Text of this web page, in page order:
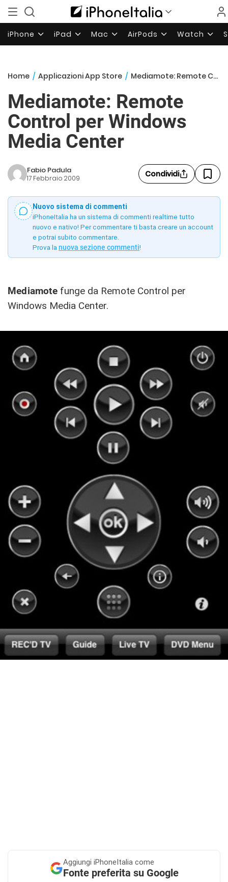
iPhone iPad Mac AirPods Watch
Home / Applicazioni App Store / Mediamote: Remote Control per Windows Media Center
Mediamote: Remote
Control per Windows
Media Center
Fabio Padula
17 Febbraio 2009 Condividi
Nuovo sistema di commenti
iPhoneItalia ha un sistema di commenti realtime tutto
nuovo e nativo! Per commentare ti basta creare un account
e potrai subito commentare.
Prova la nuova sezione commenti!
Mediamotefunge da Remote Control per
Windows Media Center.
Aggiungi iPhoneItalia come
Fonte preferita su Google